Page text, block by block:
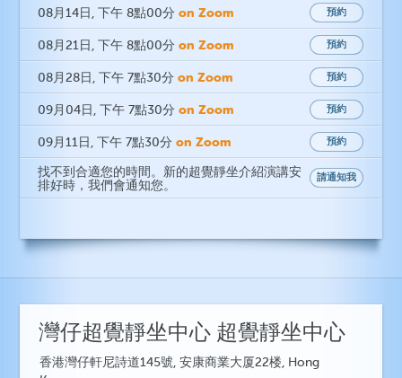
08月14日 , 下午 8點00分 on Zoom 預約
08月21日 , 下午 8點00分 on Zoom 預約
08月28日 , 下午 7點30分 on Zoom 預約
09月04日 , 下午 7點30分 on Zoom 預約
09月11日 , 下午 7點30分 on Zoom 預約
找不到合適您的時間。新的超覺靜坐介紹演講安
排好時，我們會通知您。
請通知我
灣仔超覺靜坐中心 超覺靜坐中心
香港灣仔軒尼詩道145號, 安康商業大厦22楼, Hong